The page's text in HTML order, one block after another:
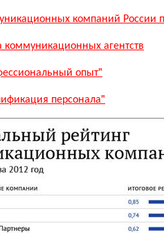
компаний России
коммуникационных агентств
опыт"
персонала"